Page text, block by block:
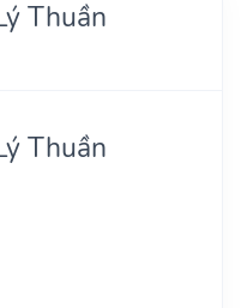
Thuần
Thuần